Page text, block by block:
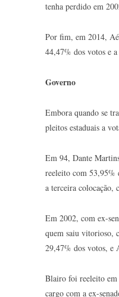
tenha perdido em
Por fim, em 2014,
44,47% dos votos e
Governo
Embora quando se
pleitos estaduais a
Em 94, Dante
reeleito com 53,95%
a terceira colocação,
Em 2002, com ex-
quem saiu vitorioso,
29,47% dos votos, e
Blairo foi reeleito em
cargo com a ex-